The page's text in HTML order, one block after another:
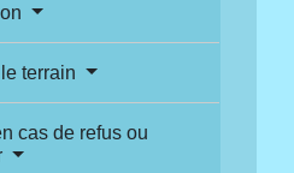
terrain
cas de refus ou